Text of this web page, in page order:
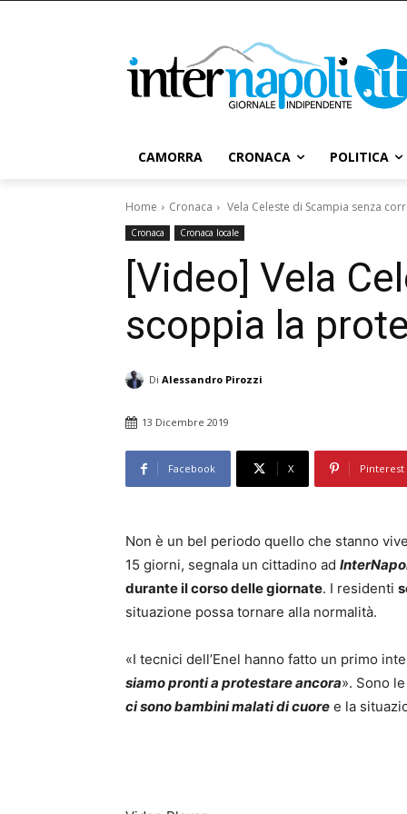
CAMORRA CRONACA POLITICA
Home Cronaca Vela Celeste di Scampia senza
Cronaca Cronaca locale
[Video] Vela
scoppia la
Di Alessandro Pirozzi
13 Dicembre 2019
Facebook X Pinterest
Non è un bel periodo quello che stanno
15 giorni, segnala un cittadino ad
durante il corso delle giornate. I residenti
situazione possa tornare alla normalità.
«I tecnici dell’Enel hanno fatto un primo
siamo pronti a protestare ancora». Sono
ci sono bambini malati di cuore e la